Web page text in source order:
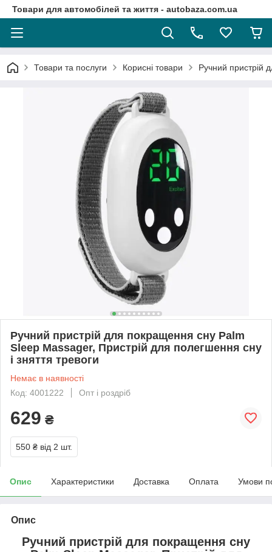
Товари для автомобілей та життя - autobaza.com.ua
Товари та послуги Корисні товари Ручний пристрій
Ручний пристрій для покращення сну Palm
Sleep Massager, Пристрій для полегшення сну
і зняття тревоги
Немає в наявності
Код: 4001222
Опт і роздріб
629 ₴
550 ₴ від 2 шт.
Опис Характеристики Доставка Оплата Умови
Опис
Ручний пристрій для покращення сну